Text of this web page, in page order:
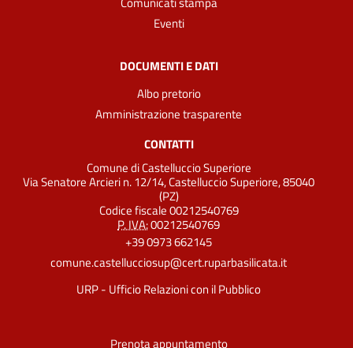
Eventi
DOCUMENTI E DATI
Albo pretorio
Amministrazione trasparente
CONTATTI
Comune di Castelluccio Superiore
Via Senatore Arcieri n. 12/14, Castelluccio Superiore, 85040
(PZ)
Codice fiscale 00212540769
P. IVA:00212540769
+39 0973 662145
comune.castellucciosup@cert.ruparbasilicata.it
URP - Ufficio Relazioni con il Pubblico
Prenota appuntamento